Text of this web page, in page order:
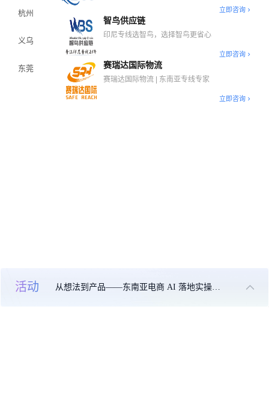
活动
杭州
义乌
东莞
立即咨询
智鸟供应链
印尼专线选智鸟，选择智鸟更省心
立即咨询
赛瑞达国际物流
赛瑞达国际物流 | 东南亚专线专家
立即咨询